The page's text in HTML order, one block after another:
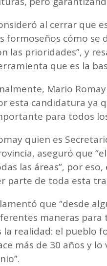
al cerrar que
formoseños cómo se
las prioridades”, y
que es la
Mario
esta candidatura ya
para todos
quien es
aseguró que
las áreas”, por
parte de toda esta
que “desde
maneras para
la realidad: el pueblo
más de 30 años y